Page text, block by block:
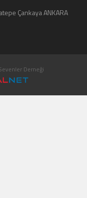
Çankaya ANKARA
Derneği